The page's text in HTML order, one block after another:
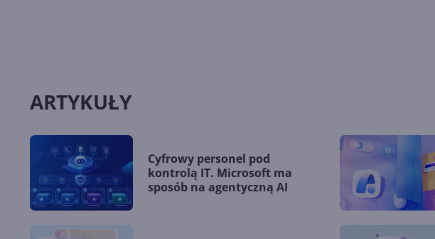
ARTYKUŁY
Cyfrowy personel pod
kontrolą IT. Microsoft ma
sposób na agentyczną AI